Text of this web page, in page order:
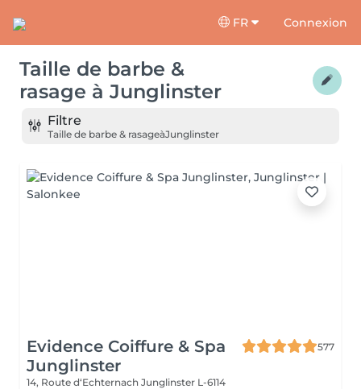
FR Connexion
Taille de barbe &
rasage à Junglinster
Filtre
Taille de barbe & rasageàJunglinster
Evidence Coiffure & Spa
Junglinster
577
14, Route d‘Echternach Junglinster L-6114